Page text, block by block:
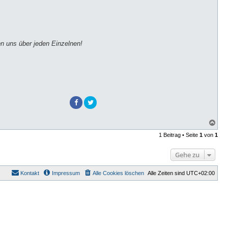
uns über jeden Einzelnen!
a
c
e
1 Beitrag • Seite 1 von 1
Gehe zu
Alle Zeiten sind UTC+02:00
Alle Cookies löschen
Impressum
Kontakt